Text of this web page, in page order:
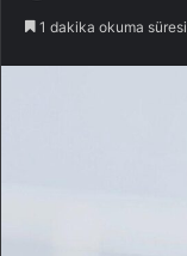
1 dakika okuma süresi